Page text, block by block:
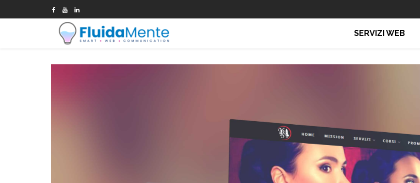
SERVIZI WEB